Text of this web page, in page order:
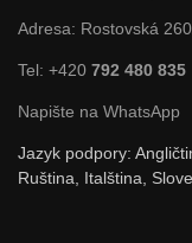
Adresa: Rostovská
Tel: +420 792 480 835
Napište na WhatsApp
Jazyk podpory:
Ruština, Italština,